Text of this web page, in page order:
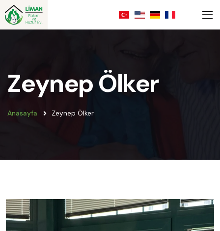
Zeynep Ölker
Anasayfa Zeynep Ölker